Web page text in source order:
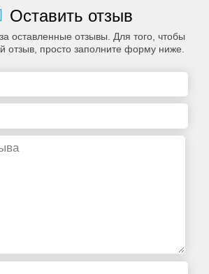
Оставить отзыв
оставленные отзывы. Для того, чтобы
отзыв, просто заполните форму ниже.